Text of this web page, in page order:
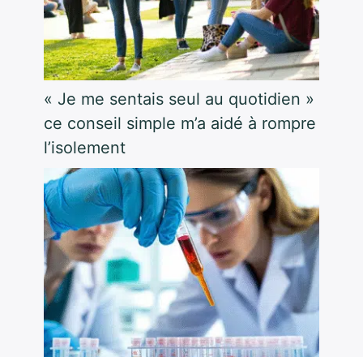
« Je me sentais seul au quotidien »
ce conseil simple m’a aidé à rompre
l’isolement